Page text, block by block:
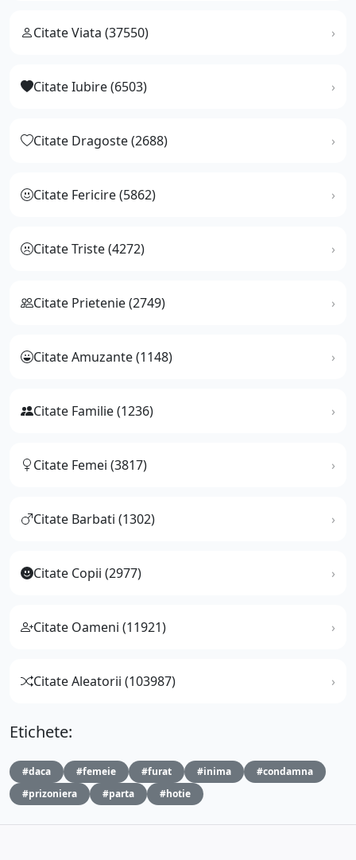
Citate Viata (37550)
Citate Iubire (6503)
Citate Dragoste (2688)
Citate Fericire (5862)
Citate Triste (4272)
Citate Prietenie (2749)
Citate Amuzante (1148)
Citate Familie (1236)
Citate Femei (3817)
Citate Barbati (1302)
Citate Copii (2977)
Citate Oameni (11921)
Citate Aleatorii (103987)
Etichete:
#daca #femeie #furat #inima
#condamna
#prizoniera
#parta #hotie